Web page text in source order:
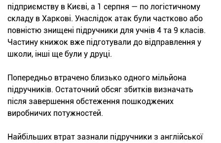
підприємству в Києві, а 1 серпня — по логістичному
складу в Харкові. Унаслідок атак були частково або
повністю знищені підручники для учнів 4 та 9 класів.
Частину книжок вже підготували до відправлення у
школи, інші ще були у друці.
Попередньо втрачено близько одного мільйона
підручників. Остаточний обсяг збитків визначать
після завершення обстеження пошкоджених
виробничих потужностей.
Найбільших втрат зазнали підручники з англійської